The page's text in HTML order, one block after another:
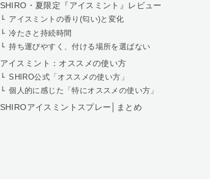
SHIRO・夏限定『アイスミント』レビュー
アイスミントの香り(匂い)と変化
冷たさと持続時間
持ち運びやすく、付ける場所を選ばない
アイスミント：オススメの使い方
SHIRO公式「オススメの使い方」
個人的に感じた「特にオススメの使い方」
SHIROアイスミントスプレー│まとめ